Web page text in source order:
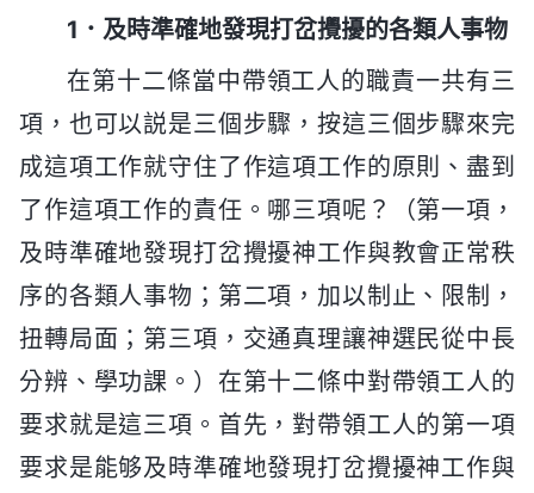
1．及時準確地發現打岔攪擾的各類人事物
在第十二條當中帶領工人的職責一共有三
項，也可以説是三個步驟，按這三個步驟來完
成這項工作就守住了作這項工作的原則、盡到
了作這項工作的責任。哪三項呢？（第一項，
及時準確地發現打岔攪擾神工作與教會正常秩
序的各類人事物；第二項，加以制止、限制，
扭轉局面；第三項，交通真理讓神選民從中長
分辨、學功課。）在第十二條中對帶領工人的
要求就是這三項。首先，對帶領工人的第一項
要求是能够及時準確地發現打岔攪擾神工作與